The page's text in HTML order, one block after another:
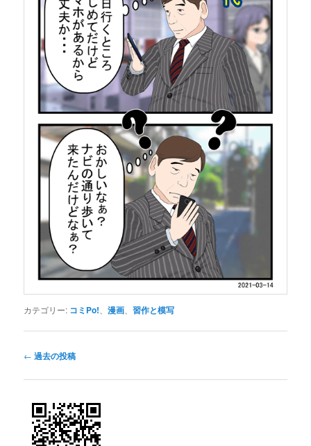
カテゴリー: コミPo! 、漫画 、習作と模写
投
ナ
ー
シ
← 過去の投稿